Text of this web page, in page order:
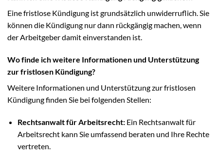
Eine fristlose Kündigung ist grundsätzlich unwiderruflich. Sie
können die Kündigung nur dann rückgängig machen, wenn
der Arbeitgeber damit einverstanden ist.
Wo finde ich weitere Informationen und Unterstützung
zur fristlosen Kündigung?
Weitere Informationen und Unterstützung zur fristlosen
Kündigung finden Sie bei folgenden Stellen:
Rechtsanwalt für Arbeitsrecht:Ein Rechtsanwalt für
Arbeitsrecht kann Sie umfassend beraten und Ihre Rechte
vertreten.